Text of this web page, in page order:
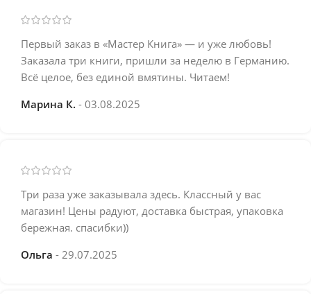
Первый заказ в «Мастер Книга» — и уже любовь!
Заказала три книги, пришли за неделю в Германию.
Всё целое, без единой вмятины. Читаем!
Марина К.
03.08.2025
Три раза уже заказывала здесь. Классный у вас
магазин! Цены радуют, доставка быстрая, упаковка
бережная. спасибки))
Ольга
29.07.2025